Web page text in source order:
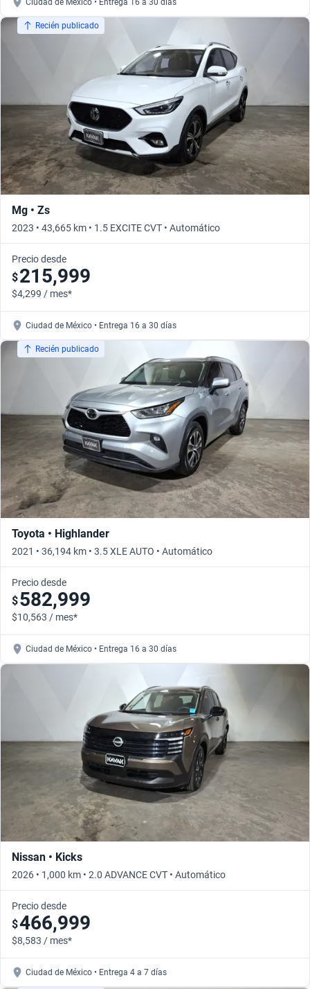
Ciudad de México • Entrega 16 a 30 días
Recién publicado
Mg • Zs
2023 • 43,665 km • 1.5 EXCITE CVT • Automático
Precio desde
$215,999
$4,299 / mes*
Ciudad de México • Entrega 16 a 30 días
Recién publicado
Toyota • Highlander
2021 • 36,194 km • 3.5 XLE AUTO • Automático
Precio desde
$582,999
$10,563 / mes*
Ciudad de México • Entrega 16 a 30 días
Nissan • Kicks
2026 • 1,000 km • 2.0 ADVANCE CVT • Automático
Precio desde
$466,999
$8,583 / mes*
Ciudad de México • Entrega 4 a 7 días